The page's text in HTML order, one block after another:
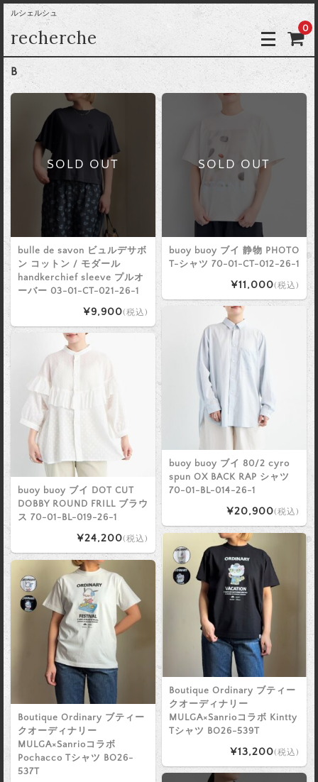
ルシェルシュ
recherche 0
B
SOLD OUT
bulle de savon ビュルデサボ
ン コットン / モダール
handkerchief sleeve プルオ
ーバー 03-01-CT-021-26-1
¥9,900(税込)
SOLD OUT
buoy buoy ブイ 静物 PHOTO
T-シャツ 70-01-CT-012-26-1
¥11,000(税込)
buoy buoy ブイ 80/2 cyro
spun OX BACK RAP シャツ
70-01-BL-014-26-1
¥20,900(税込)
buoy buoy ブイ DOT CUT
DOBBY ROUND FRILL ブラウ
ス 70-01-BL-019-26-1
¥24,200(税込)
Boutique Ordinary ブティー
クオーディナリー
MULGA×Sanrioコラボ Kintty
Tシャツ BO26-539T
¥13,200(税込)
Boutique Ordinary ブティー
クオーディナリー
MULGA×Sanrioコラボ
Pochacco Tシャツ BO26-
537T